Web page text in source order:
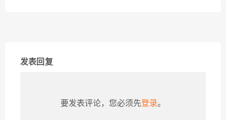
发表回复
要发表评论，您必须先登录。